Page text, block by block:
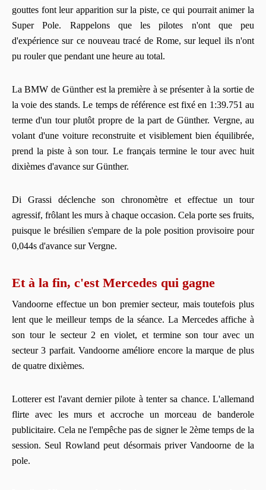
gouttes font leur apparition sur la piste, ce qui pourrait animer la
Super Pole. Rappelons que les pilotes n'ont que peu
d'expérience sur ce nouveau tracé de Rome, sur lequel ils n'ont
pu rouler que pendant une heure au total.
La BMW de Günther est la première à se présenter à la sortie de
la voie des stands. Le temps de référence est fixé en 1:39.751 au
terme d'un tour plutôt propre de la part de Günther. Vergne, au
volant d'une voiture reconstruite et visiblement bien équilibrée,
prend la piste à son tour. Le français termine le tour avec huit
dixièmes d'avance sur Günther.
Di Grassi déclenche son chronomètre et effectue un tour
agressif, frôlant les murs à chaque occasion. Cela porte ses fruits,
puisque le brésilien s'empare de la pole position provisoire pour
0,044s d'avance sur Vergne.
Et à la fin, c'est Mercedes qui gagne
Vandoorne effectue un bon premier secteur, mais toutefois plus
lent que le meilleur temps de la séance. La Mercedes affiche à
son tour le secteur 2 en violet, et termine son tour avec un
secteur 3 parfait. Vandoorne améliore encore la marque de plus
de quatre dixièmes.
Lotterer est l'avant dernier pilote à tenter sa chance. L'allemand
flirte avec les murs et accroche un morceau de banderole
publicitaire. Cela ne l'empêche pas de signer le 2ème temps de la
session. Seul Rowland peut désormais priver Vandoorne de la
pole.